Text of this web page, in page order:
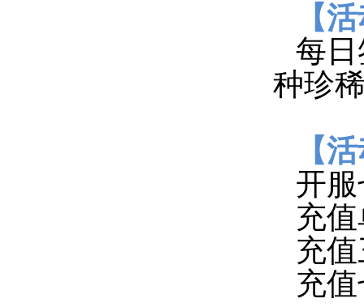
【
每
种珍
【
开
充
充
充